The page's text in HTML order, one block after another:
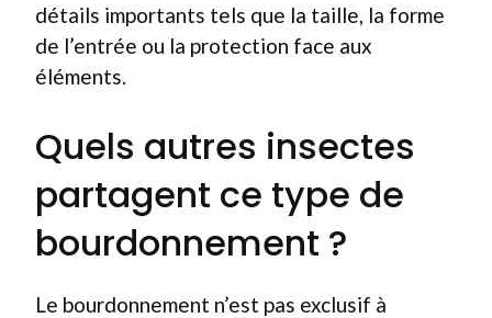
détails importants tels que la taille, la forme
de l’entrée ou la protection face aux
éléments.
Quels autres insectes
partagent ce type de
bourdonnement ?
Le bourdonnement n’est pas exclusif à